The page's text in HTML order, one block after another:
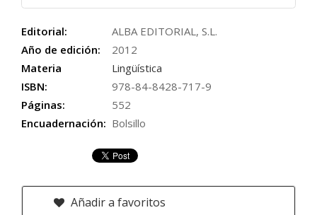
Editorial:
ALBA EDITORIAL, S.L.
Año de edición:
2012
Materia
Lingüística
ISBN:
978-84-8428-717-9
Páginas:
552
Encuadernación: Bolsillo
Añadir a favoritos